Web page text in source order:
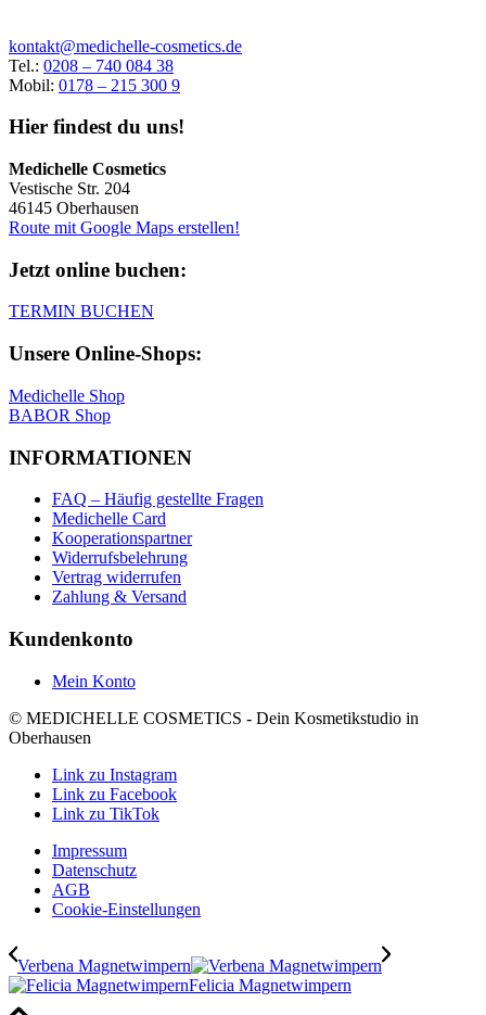
kontakt@medichelle-cosmetics.de
Tel.: 0208 – 740 084 38
Mobil: 0178 – 215 300 9
Hier findest du uns!
Medichelle Cosmetics
Vestische Str. 204
46145 Oberhausen
Route mit Google Maps erstellen!
Jetzt online buchen:
TERMIN BUCHEN
Unsere Online-Shops:
Medichelle Shop
BABOR Shop
INFORMATIONEN
FAQ – Häufig gestellte Fragen
Medichelle Card
Kooperationspartner
Widerrufsbelehrung
Vertrag widerrufen
Zahlung & Versand
Kundenkonto
Mein Konto
© MEDICHELLE COSMETICS - Dein Kosmetikstudio in
Oberhausen
Link zu Instagram
Link zu Facebook
Link zu TikTok
Impressum
Datenschutz
AGB
Cookie-Einstellungen
Verbena Magnetwimpern
Felicia Magnetwimpern